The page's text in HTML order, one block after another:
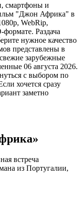
смартфоны и
"Джон Африка" в
WebRip,
Раздача
нужное качество
представлены в
зарубежные
06 августа 2026.
с выбором по
хочется сразу
заметно
встреча
из Португалии,